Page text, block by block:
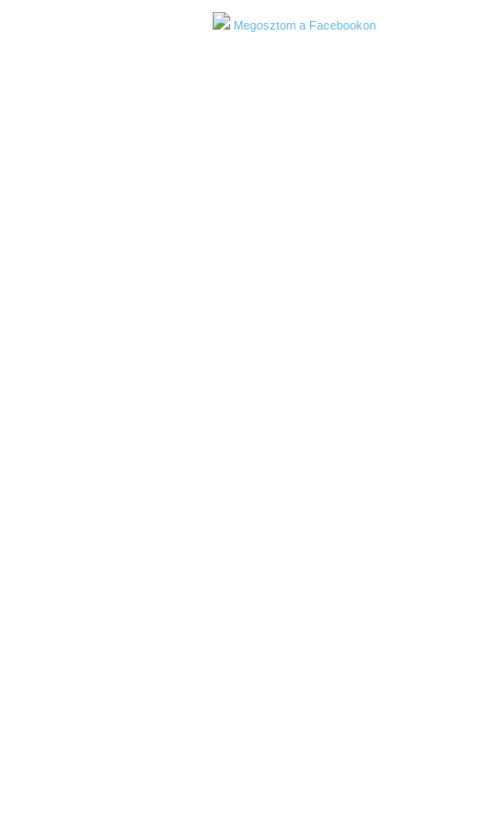
Megosztom a Facebookon